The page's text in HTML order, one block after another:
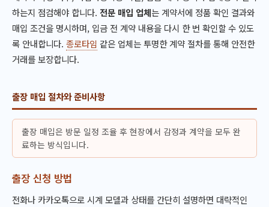
하는지 점검해야 합니다. 전문 매입 업체는 계약서에 정품 확인 결과와
매입 조건을 명시하며, 입금 전 계약 내용을 다시 한 번 확인할 수 있도
록 안내합니다. 종로타임 같은 업체는 투명한 계약 절차를 통해 안전한
거래를 보장합니다.
출장 매입 절차와 준비사항
출장 매입은 방문 일정 조율 후 현장에서 감정과 계약을 모두 완
료하는 방식입니다.
출장 신청 방법
전화나 카카오톡으로 시계 모델과 상태를 간단히 설명하면 대략적인